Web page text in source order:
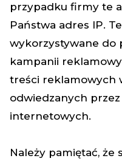
przypadku firmy te
Państwa adres IP.
wykorzystywane do
kampanii
treści reklamowych
odwiedzanych
internetowych.
Należy pamiętać,